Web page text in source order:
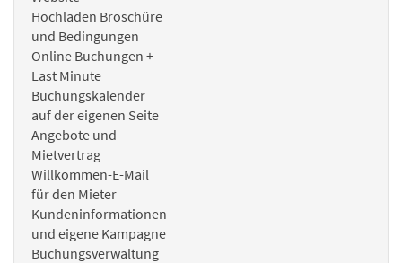
Hochladen Broschüre
und Bedingungen
Online Buchungen +
Last Minute
Buchungskalender
auf der eigenen Seite
Angebote und
Mietvertrag
Willkommen-E-Mail
für den Mieter
Kundeninformationen
und eigene Kampagne
Buchungsverwaltung